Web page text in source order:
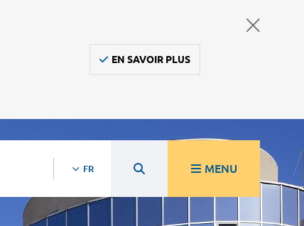
EN SAVOIR PLUS
FR MENU